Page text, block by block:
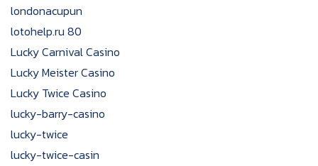
londonacupun
lotohelp.ru 80
Lucky Carnival Casino
Lucky Meister Casino
Lucky Twice Casino
lucky-barry-casino
lucky-twice
lucky-twice-casin